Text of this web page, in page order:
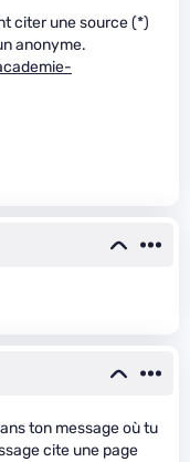
citer une source (*)
anonyme.
ton message où tu
cite une page